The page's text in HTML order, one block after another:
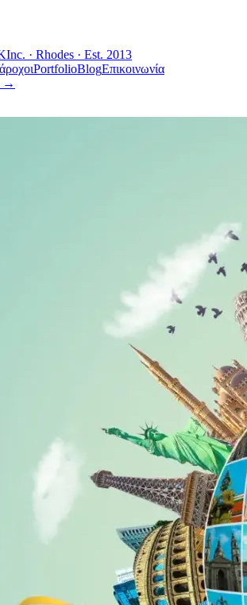
Inc. · Rhodes · Est. 2013
PortfolioBlogΕπικοινωνία
→